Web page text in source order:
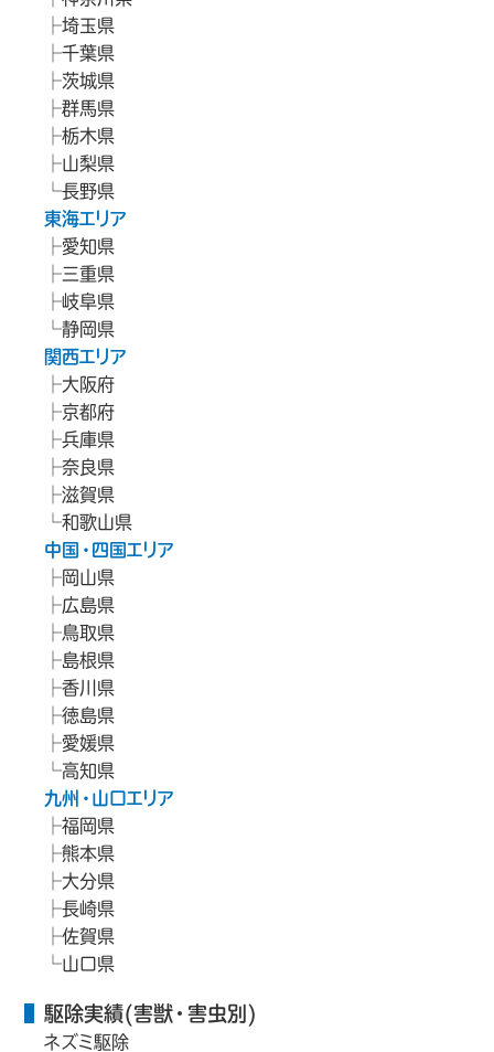
埼玉県
千葉県
茨城県
群馬県
栃木県
山梨県
長野県
東海エリア
愛知県
三重県
岐阜県
静岡県
関西エリア
大阪府
京都府
兵庫県
奈良県
滋賀県
和歌山県
中国・四国エリア
岡山県
広島県
鳥取県
島根県
香川県
徳島県
愛媛県
高知県
九州・山口エリア
福岡県
熊本県
大分県
長崎県
佐賀県
山口県
駆除実績(害獣・害虫別)
ネズミ駆除